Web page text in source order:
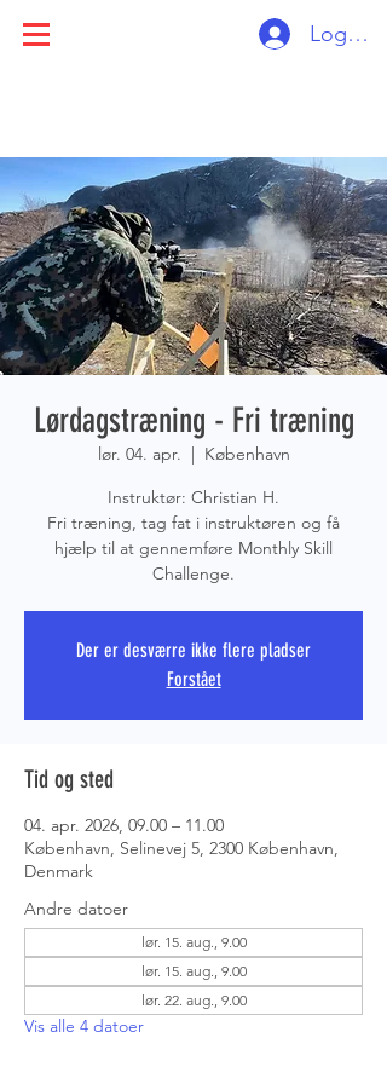
PRS
Log ind
Lørdagstræning - Fri træning
lør. 04. apr.
  |
København
Instruktør: Christian H.
Fri træning, tag fat i instruktøren og få
hjælp til at gennemføre Monthly Skill
Challenge.
Der er desværre ikke flere pladser
Forstået
Tid og sted
04. apr. 2026, 09.00 – 11.00
København, Selinevej 5, 2300 København,
Denmark
Andre datoer
lør. 15. aug., 9.00
lør. 15. aug., 9.00
lør. 22. aug., 9.00
Vis alle 4 datoer